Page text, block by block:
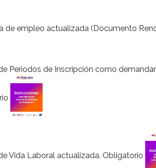
de empleo actualizada (Documento
Periodos de Inscripción como
Vida Laboral actualizada. Obligatorio